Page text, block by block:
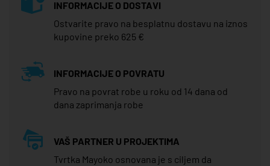
INFORMACIJE O DOSTAVI
Ostvarite pravo na besplatnu dostavu na iznos
kupovine preko 625 €
INFORMACIJE O POVRATU
Pravo na povrat robe u roku od 14 dana od
dana zaprimanja robe
VAŠ PARTNER U PROJEKTIMA
Tvrtka Mayoko osnovana je s ciljem da